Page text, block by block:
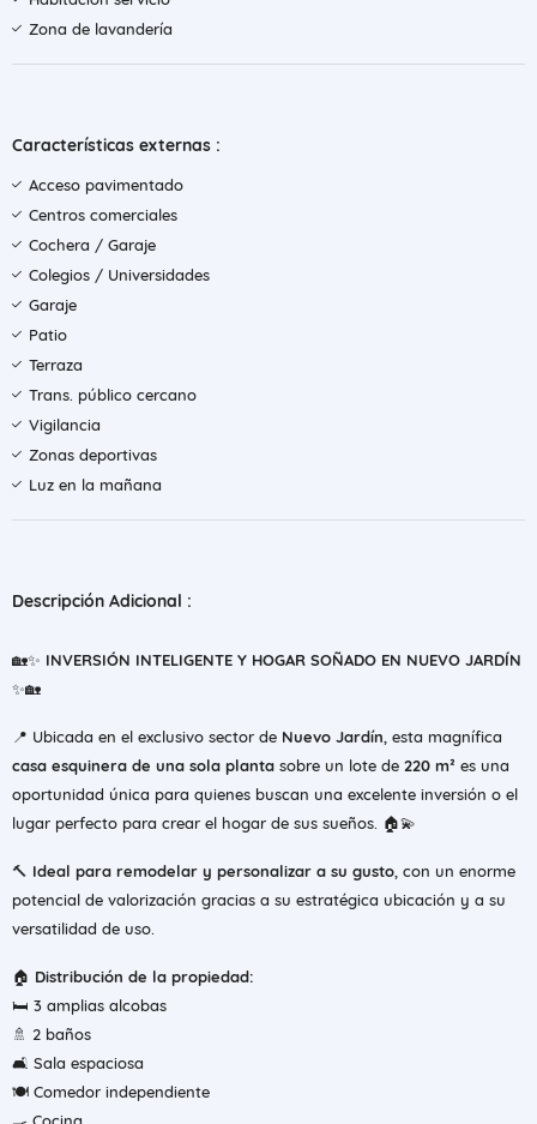
Zona de lavandería
Características externas :
Acceso pavimentado
Centros comerciales
Cochera / Garaje
Colegios / Universidades
Garaje
Patio
Terraza
Trans. público cercano
Vigilancia
Zonas deportivas
Luz en la mañana
Descripción Adicional :
🏡✨ INVERSIÓN INTELIGENTE Y HOGAR SOÑADO EN NUEVO JARDÍN
✨🏡
📍 Ubicada en el exclusivo sector de Nuevo Jardín , esta magnífica
casa esquinera de una sola planta sobre un lote de 220 m² es una
oportunidad única para quienes buscan una excelente inversión o el
lugar perfecto para crear el hogar de sus sueños. 🏠💫
🔨 Ideal para remodelar y personalizar a su gusto , con un enorme
potencial de valorización gracias a su estratégica ubicación y a su
versatilidad de uso.
🏠 Distribución de la propiedad:
🛏️ 3 amplias alcobas
🚿 2 baños
🛋️ Sala espaciosa
🍽️ Comedor independiente